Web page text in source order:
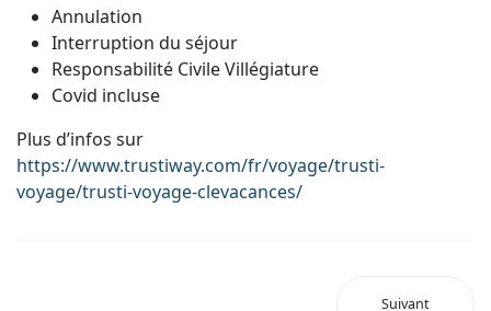
Annulation
Interruption du séjour
Responsabilité Civile Villégiature
Covid incluse
Plus d’infos sur
https://www.trustiway.com/fr/voyage/trusti-
voyage/trusti-voyage-clevacances/
Suivant